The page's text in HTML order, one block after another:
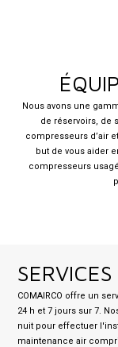
Nous avons une
de réservoirs, de
compresseurs d’air
but de vous aider
compresseurs
SERVICES
COMAIRCO offre un
24 h et 7 jours sur 7.
nuit pour effectuer
maintenance air